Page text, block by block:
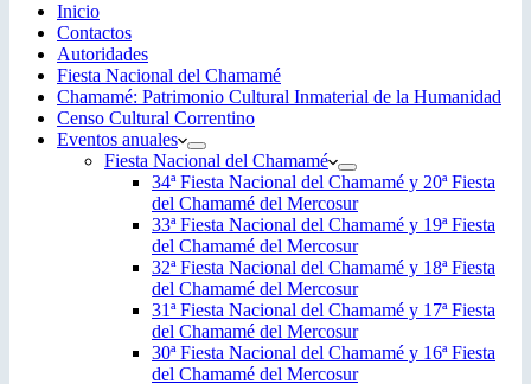
Inicio
Contactos
Autoridades
Fiesta Nacional del Chamamé
Chamamé: Patrimonio Cultural Inmaterial de la Humanidad
Censo Cultural Correntino
Eventos anuales
Fiesta Nacional del Chamamé
34ª Fiesta Nacional del Chamamé y 20ª Fiesta
del Chamamé del Mercosur
33ª Fiesta Nacional del Chamamé y 19ª Fiesta
del Chamamé del Mercosur
32ª Fiesta Nacional del Chamamé y 18ª Fiesta
del Chamamé del Mercosur
31ª Fiesta Nacional del Chamamé y 17ª Fiesta
del Chamamé del Mercosur
30ª Fiesta Nacional del Chamamé y 16ª Fiesta
del Chamamé del Mercosur